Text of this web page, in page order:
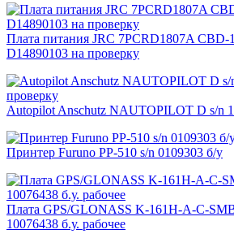
Плата питания JRC 7PCRD1807A CBD-
D14890103 на проверку
Autopilot Anschutz NAUTOPILOT D s/n
Принтер Furuno PP-510 s/n 0109303 б/у
Плата GPS/GLONASS K-161H-A-C-
10076438 б.у. рабочее